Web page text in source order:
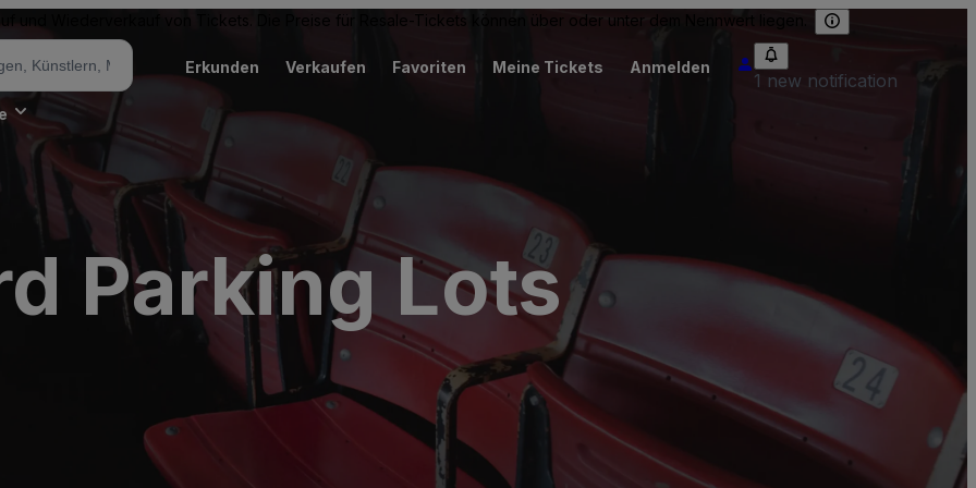
und Wiederverkauf von Tickets. Die Preise für Resale-Tickets können über oder unter dem Nennwert liegen.
Erkunden Verkaufen Favoriten Meine Tickets Anmelden
1 new notification
Parking Lots